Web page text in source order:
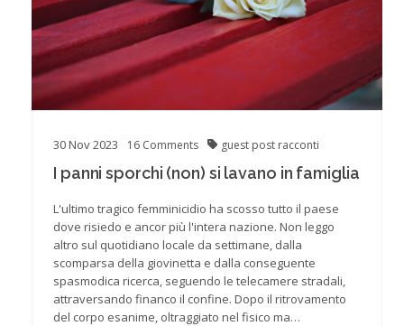
30Nov2023 16 Comments guest post racconti
I panni sporchi (non) si lavano in famiglia
L'ultimo tragico femminicidio ha scosso tutto il paese
dove risiedo e ancor più l'intera nazione. Non leggo
altro sul quotidiano locale da settimane, dalla
scomparsa della giovinetta e dalla conseguente
spasmodica ricerca, seguendo le telecamere stradali,
attraversando financo il confine. Dopo il ritrovamento
del corpo esanime, oltraggiato nel fisico ma…